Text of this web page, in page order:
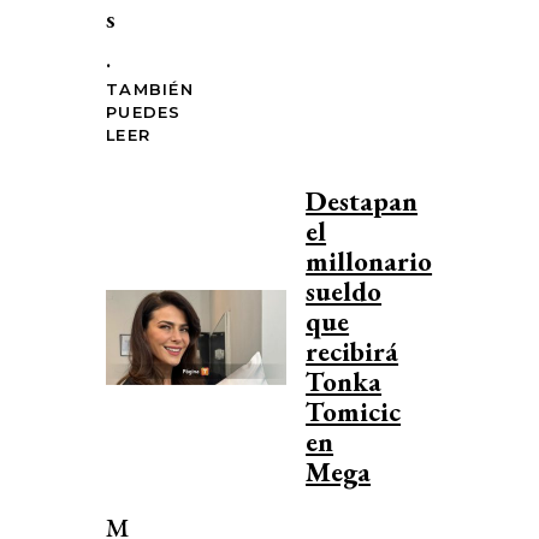
s
.
TAMBIÉN
PUEDES
LEER
Destapan
el
millonario
sueldo
que
recibirá
Tonka
Tomicic
en
Mega
M